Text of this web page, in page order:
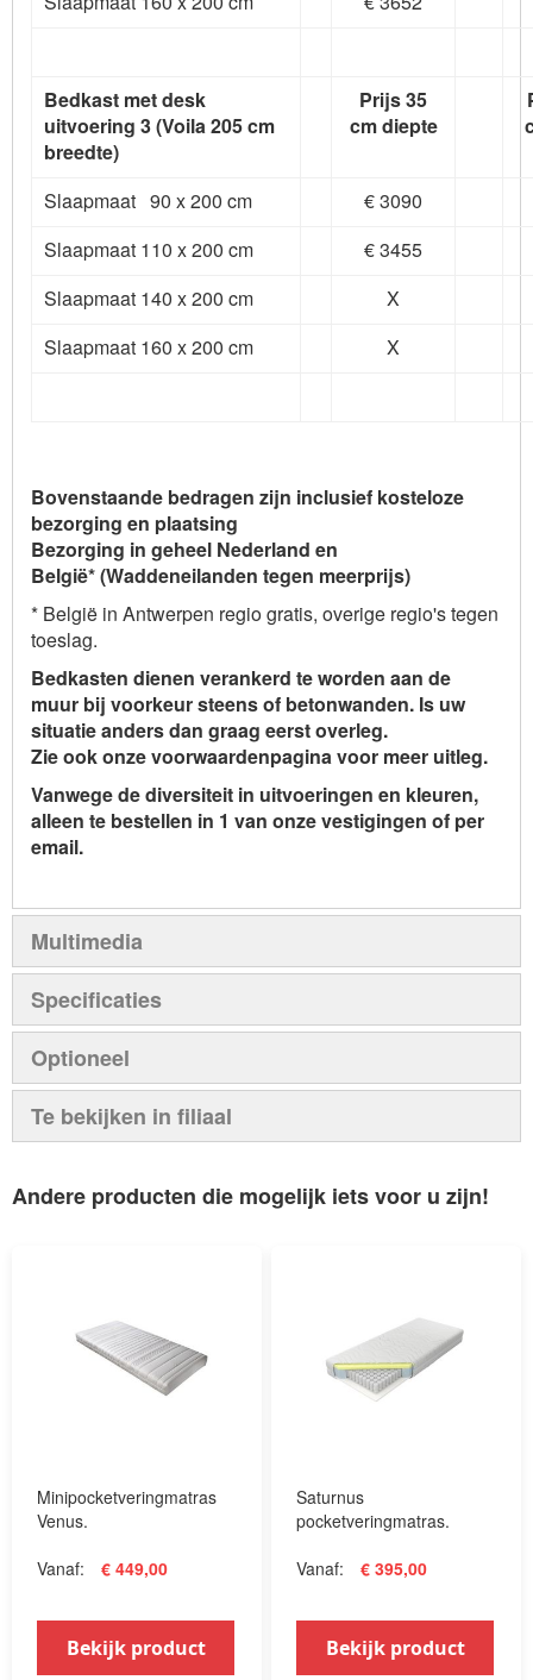
Bedkast met desk
uitvoering 3 (Voila 205 cm
breedte)
Prijs 35
cm diepte
Slaapmaat 90 x 200 cm
€ 3090
Slaapmaat 110 x 200 cm
€ 3455
Slaapmaat 140 x 200 cm
X
Slaapmaat 160 x 200 cm
X
Bovenstaande bedragen zijn inclusief kosteloze
bezorging en plaatsing
Bezorging in geheel Nederland en
België*(Waddeneilanden tegen meerprijs)
* België in Antwerpen regio gratis, overige regio's tegen
toeslag.
Bedkasten dienen verankerd te worden aan de
muur bij voorkeur steens of betonwanden. Is uw
situatie anders dan graag eerst overleg.
Zie ook onze voorwaardenpagina voor meer uitleg.
Vanwege de diversiteit in uitvoeringen en kleuren,
alleen te bestellen in 1 van onze vestigingen of per
email.
Multimedia
Specificaties
Optioneel
Te bekijken in filiaal
Andere producten die mogelijk iets voor u zijn!
Minipocketveringmatras
Venus.
Vanaf
€ 449,00
Bekijk product
Saturnus
pocketveringmatras.
Vanaf
€ 395,00
Bekijk product